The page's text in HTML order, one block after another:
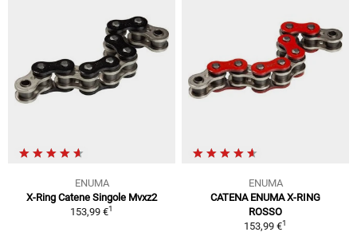
ENUMA
X-Ring Catene Singole Mvxz2
153,99 €1
ENUMA
CATENA ENUMA X-RING
ROSSO
153,99 €1